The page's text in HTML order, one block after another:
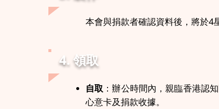
本會與捐款者確認資料後，將於4
4. 領取
自取 ：辦公時間內，親臨香港認
心意卡及捐款收據。